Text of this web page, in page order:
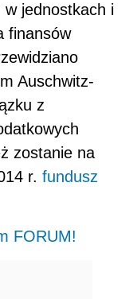
w jednostkach i
finansów
Auschwitz-
z
zostanie na
r. fundusz
FORUM!